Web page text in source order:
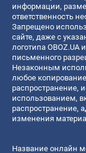
информации,
ответственность
Запрещено
сайте, даже с
логотипа OBOZ.UA
письменного
Незаконным
любое
распространение,
использованием,
распространение,
изменения
Название онлайн